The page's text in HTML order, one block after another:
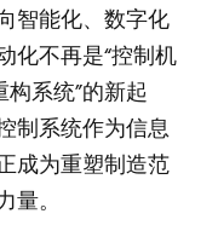
智能化、数字化
化不再是“控制机
系统”的新起
制系统作为信息
成为重塑制造范
。